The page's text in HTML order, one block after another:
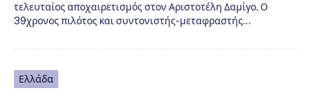
τελευταίος αποχαιρετισμός στον Αριστοτέλη Δαμίγο. Ο
39χρονος πιλότος και συντονιστής-μεταφραστής…
Ελλάδα